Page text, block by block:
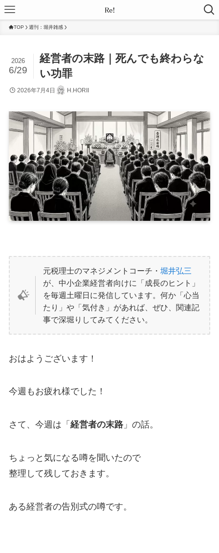
TOP 週刊：堀井雑感
経営者の末路｜死んでも終わらな
い功罪
2026
6/29
2026年7月4日 H.HORII
元税理士のマネジメントコーチ・堀井弘三
が、中小企業経営者向けに「成長のヒント」
を毎週土曜日に発信しています。何か「心当
たり」や「気付き」があれば、ぜひ、関連記
事で深堀りしてみてください。
おはようございます！
今週もお疲れ様でした！
さて、今週は「 経営者の末路」の話。
ちょっと気になる噂を聞いたので
整理して残しておきます。
ある経営者の告別式の噂です。